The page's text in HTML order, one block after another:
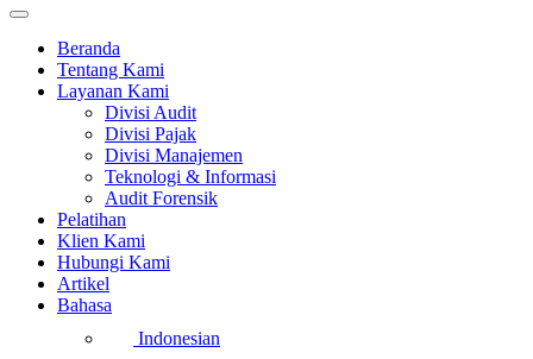
Beranda
Tentang Kami
Layanan Kami
Divisi Audit
Divisi Pajak
Divisi Manajemen
Teknologi & Informasi
Audit Forensik
Pelatihan
Klien Kami
Hubungi Kami
Artikel
Bahasa
Indonesian